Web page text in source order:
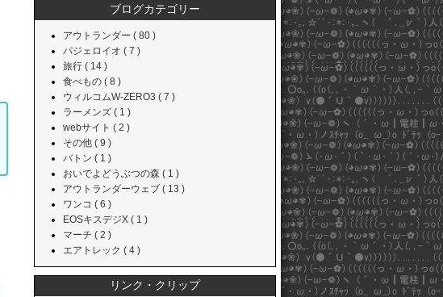
ブログカテゴリー
アウトランダー ( 80 )
パジェロイオ ( 7 )
旅行 ( 14 )
食べもの ( 8 )
ウィルコムW-ZERO3 ( 7 )
ラーメンズ ( 1 )
webサイト ( 2 )
その他 ( 9 )
バトン ( 1 )
おいでよどうぶつの森 ( 1 )
アウトランダーウェブ ( 13 )
ワンコ ( 6 )
EOSキスデジX ( 1 )
マーチ ( 2 )
エアトレック ( 4 )
リンク・クリップ